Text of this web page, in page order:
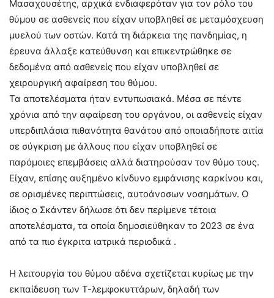
Μασαχουσέτης, αρχικά ενδιαφερόταν για τον ρόλο του
θύμου σε ασθενείς που είχαν υποβληθεί σε μεταμόσχευση
μυελού των οστών. Κατά τη διάρκεια της πανδημίας, η
έρευνα άλλαξε κατεύθυνση και επικεντρώθηκε σε
δεδομένα από ασθενείς που είχαν υποβληθεί σε
χειρουργική αφαίρεση του θύμου.
Τα αποτελέσματα ήταν εντυπωσιακά. Μέσα σε πέντε
χρόνια από την αφαίρεση του οργάνου, οι ασθενείς είχαν
υπερδιπλάσια πιθανότητα θανάτου από οποιαδήποτε αιτία
σε σύγκριση με άλλους που είχαν υποβληθεί σε
παρόμοιες επεμβάσεις αλλά διατηρούσαν τον θύμο τους.
Είχαν, επίσης αυξημένο κίνδυνο εμφάνισης καρκίνου και,
σε ορισμένες περιπτώσεις, αυτοάνοσων νοσημάτων. Ο
ίδιος ο Σκάντεν δήλωσε ότι δεν περίμενε τέτοια
αποτελέσματα, τα οποία δημοσιεύθηκαν το 2023 σε ένα
από τα πιο έγκριτα ιατρικά περιοδικά .
Η λειτουργία του θύμου αδένα σχετίζεται κυρίως με την
εκπαίδευση των Τ-λεμφοκυττάρων, δηλαδή των